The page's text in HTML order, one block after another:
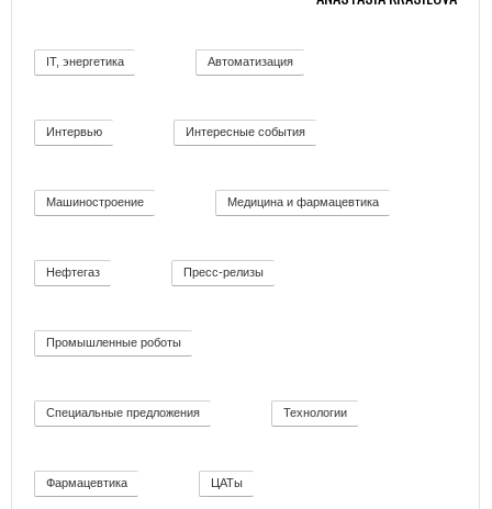
IT, энергетика Автоматизация
Интервью Интересные события
Машиностроение Медицина и фармацевтика
Нефтегаз Пресс-релизы
Промышленные роботы
Специальные предложения Технологии
Фармацевтика ЦАТы